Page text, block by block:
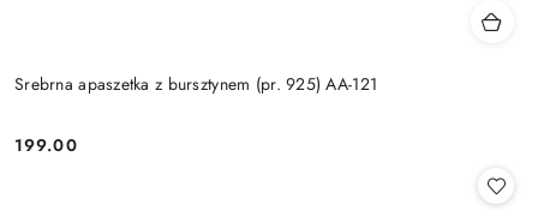
Srebrna apaszetka z bursztynem (pr. 925) AA-121
Cena:
199.00